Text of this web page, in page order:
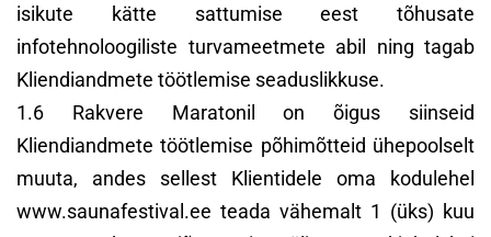
isikute kätte sattumise eest tõhusate
infotehnoloogiliste turvameetmete abil ning tagab
Kliendiandmete töötlemise seaduslikkuse.
1.6 Rakvere Maratonil on õigus siinseid
Kliendiandmete töötlemise põhimõtteid ühepoolselt
muuta, andes sellest Klientidele oma kodulehel
www.saunafestival.ee teada vähemalt 1 (üks) kuu